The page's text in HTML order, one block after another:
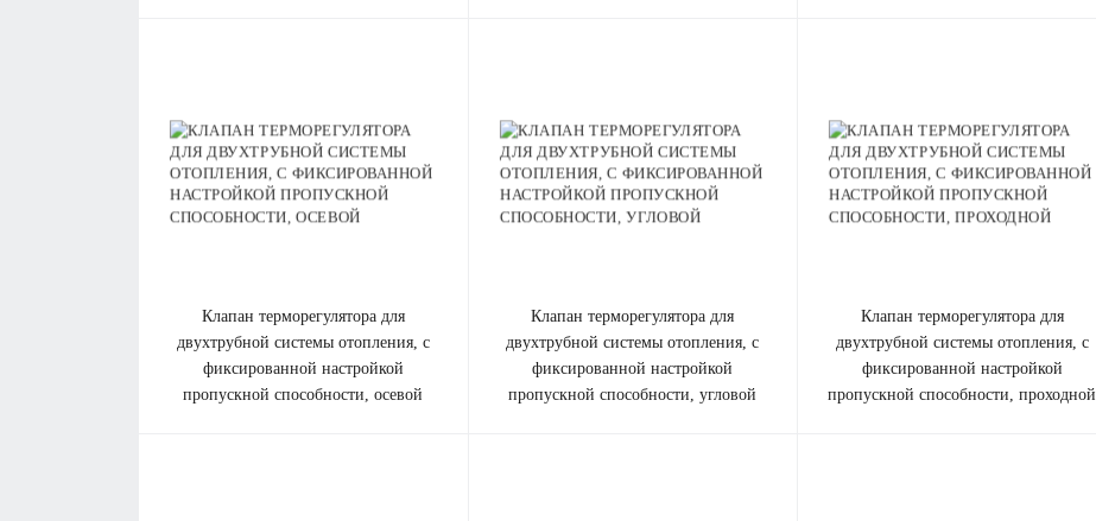
клапан терморегулятора для
двухтрубной системы отопления, с
фиксированной настройкой
пропускной способности, осевой
клапан терморегулятора для
двухтрубной системы отопления, с
фиксированной настройкой
пропускной способности, угловой
клапан терморегулятора для
двухтрубной системы отопления, с
фиксированной настройкой
пропускной способности, проходной